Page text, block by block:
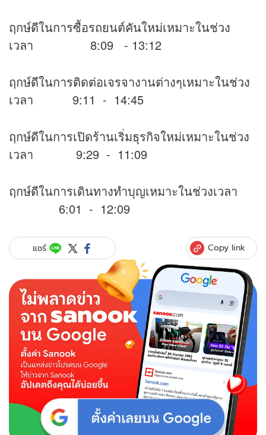
ฤกษ์ดีในการซื้อรถยนต์คันใหม่เหมาะในช่วง
เวลา 8:09 - 13:12
ฤกษ์ดีในการติดต่อเจรจางานต่างๆเหมาะในช่วง
เวลา 9:11 - 14:45
ฤกษ์ดีในการเปิดร้านเริ่มธุรกิจใหม่เหมาะในช่วง
เวลา 9:29 - 11:09
ฤกษ์ดีในการเดินทางทำบุญเหมาะในช่วงเวลา
6:01 - 12:09
แชร์ Copy link